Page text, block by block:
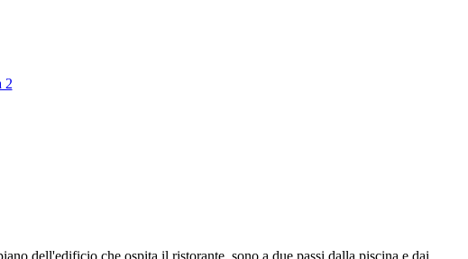
2
dell'edificio che ospita il ristorante, sono a due passi dalla piscina e dai